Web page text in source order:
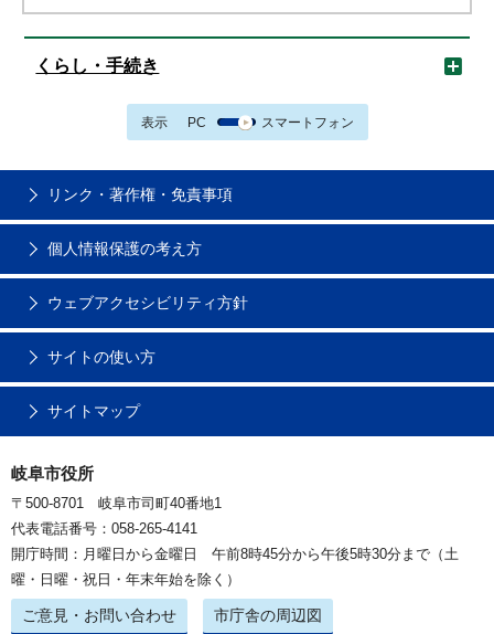
くらし・手続き
表示 PC スマートフォン
リンク・著作権・免責事項
個人情報保護の考え方
ウェブアクセシビリティ方針
サイトの使い方
サイトマップ
岐阜市役所
〒500-8701 岐阜市司町40番地1
代表電話番号：058-265-4141
開庁時間：月曜日から金曜日 午前8時45分から午後5時30分まで（土
曜・日曜・祝日・年末年始を除く）
ご意見・お問い合わせ 市庁舎の周辺図